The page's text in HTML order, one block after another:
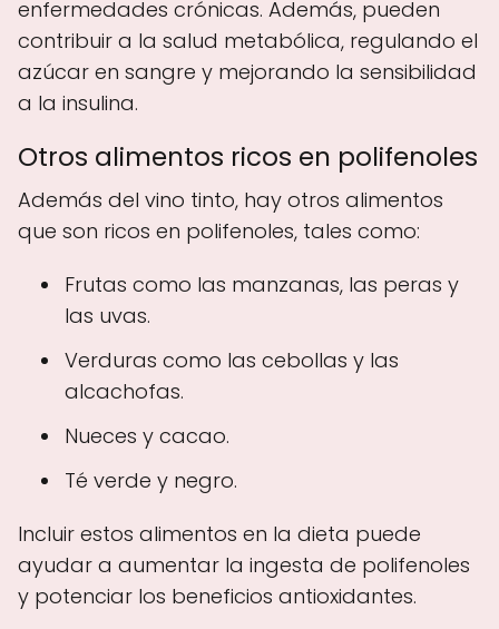
enfermedades crónicas. Además, pueden
contribuir a la salud metabólica, regulando el
azúcar en sangre y mejorando la sensibilidad
a la insulina.
Otros alimentos ricos en polifenoles
Además del vino tinto, hay otros alimentos
que son ricos en polifenoles, tales como:
Frutas como las manzanas, las peras y
las uvas.
Verduras como las cebollas y las
alcachofas.
Nueces y cacao.
Té verde y negro.
Incluir estos alimentos en la dieta puede
ayudar a aumentar la ingesta de polifenoles
y potenciar los beneficios antioxidantes.